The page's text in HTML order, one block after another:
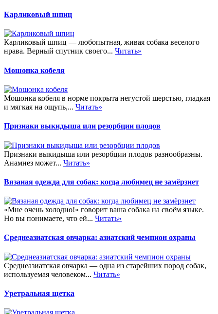
Карликовый шпиц
Карликовый шпиц — любопытная, живая собака веселого
нрава. Верный спутник своего... Читать»
Мошонка кобеля
Мошонка кобеля в норме покрыта негустой шерстью, гладкая
и мягкая на ощупь,... Читать»
Признаки выкидыша или резорбции плодов
Признаки выкидыша или резорбции плодов разнообразны.
Анамнез может... Читать»
Вязаная одежда для собак: когда любимец не замёрзнет
«Мне очень холодно!» говорит ваша собака на своём языке.
Но вы понимаете, что ей... Читать»
Среднеазиатская овчарка: азиатский чемпион охраны
Среднеазиатская овчарка — одна из старейших пород собак,
используемая человеком... Читать»
Уретральная щетка